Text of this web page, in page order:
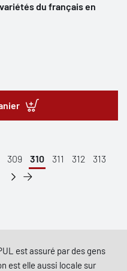
du français en
309 310 311 312
313
est assuré par des gens
est elle aussi locale sur